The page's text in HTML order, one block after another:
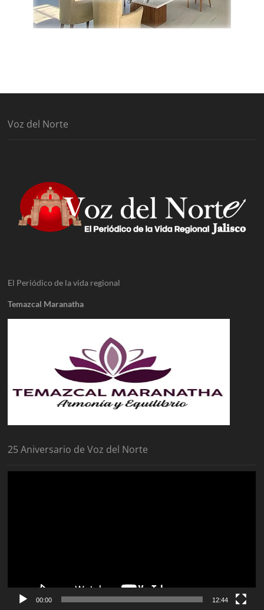
Voz del Norte
El Periódico de la vida regional
Temazcal Maranatha
25 Aniversario de Voz del Norte
00:00 12:44